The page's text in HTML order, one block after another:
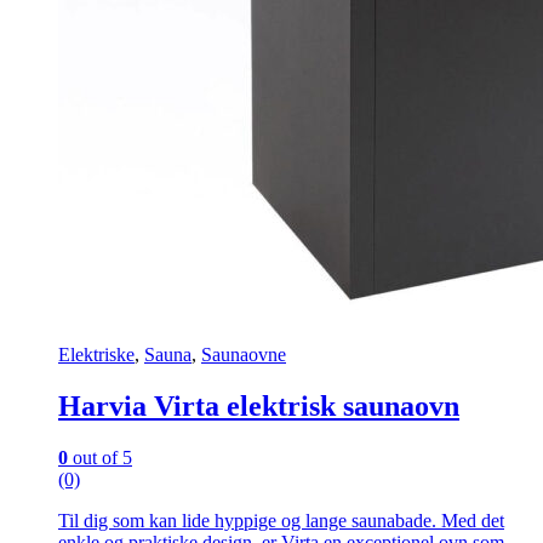
Elektriske, Sauna, Saunaovne
Harvia Virta elektrisk saunaovn
0 out of 5
(0)
Til dig som kan lide hyppige og lange saunabade. Med det